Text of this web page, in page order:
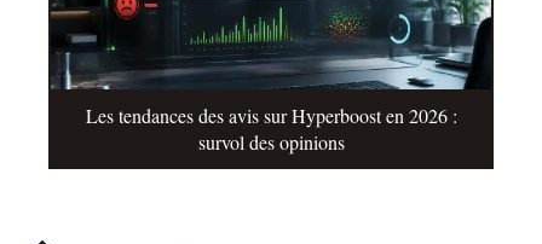
Les tendances des avis sur Hyperboost en 2026 :
survol des opinions